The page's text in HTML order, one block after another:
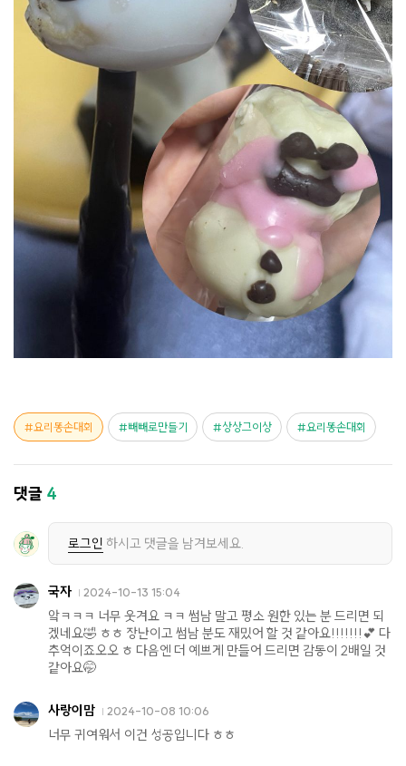
요리똥손대회 빼빼로만들기 상상그이상 요리똥손대회
댓글 4
로그인 하시고 댓글을 남겨보세요.
국자 2024-10-13 15:04
앜ㅋㅋㅋ 너무 웃겨요 ㅋㅋ 썸남 말고 평소 원한 있는 분 드리면 되
겠네요🤣 ㅎㅎ 장난이고 썸남 분도 재밌어 할 것 같아요!!!!!!!💕 다
추억이죠오오 ㅎ 다음엔 더 예쁘게 만들어 드리면 감동이 2배일 것
같아요🤭
사랑이맘 2024-10-08 10:06
너무 귀여워서 이건 성공입니다 ㅎㅎ